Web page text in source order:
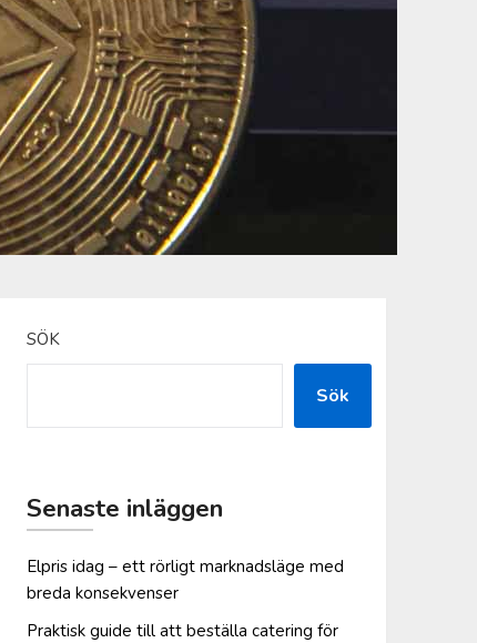
SÖK
Sök
Senaste inläggen
Elpris idag – ett rörligt marknadsläge med
breda konsekvenser
Praktisk guide till att beställa catering för